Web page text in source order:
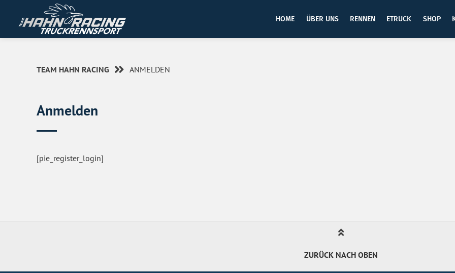
HOME ÜBER UNS RENNEN ETRUCK SHOP
TEAM HAHN RACING ANMELDEN
Anmelden
[pie_register_login]
ZURÜCK NACH OBEN